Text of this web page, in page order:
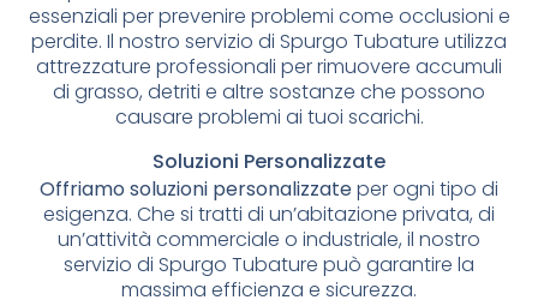
essenziali per prevenire problemi come occlusioni e
perdite. Il nostro servizio di Spurgo Tubature utilizza
attrezzature professionali per rimuovere accumuli
di grasso, detriti e altre sostanze che possono
causare problemi ai tuoi scarichi.
Soluzioni Personalizzate
Offriamo soluzioni personalizzateper ogni tipo di
esigenza. Che si tratti di un’abitazione privata, di
un’attività commerciale o industriale, il nostro
servizio di Spurgo Tubature può garantire la
massima efficienza e sicurezza.